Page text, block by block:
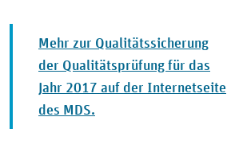
Mehr zur Qualitätssicherung
der Qualitätsprüfung für das
Jahr 2017 auf der Internetseite
des MDS.